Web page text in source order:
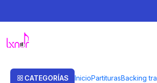
CATEGORÍAS InicioPartiturasBacking